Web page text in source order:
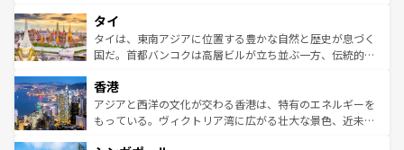
リティに包まれながら、韓国の多彩な魅力を心ゆくまで味
わってみてほしい。 なお、新着の韓国情報はコンテンツ一
覧を参照してほしい。
急速な発展と共に伝統が息づく。ハノイの古い町並みやホ
ーチミン市のフランス統治時代の建物も、独特の雰囲気を
醸し出している。また、バラエティの豊かさとおいしさで
とつ。フォーやバインミー、ベトナムコーヒーなどは、ぜ
ひ現地で味わいたい。どの地域を訪れてもあたたかい人々
が旅行者を迎えてくれるので、きっと忘れられない旅にな
タイ
タイは、東南アジアに位置する豊かな自然と歴史が息づく
国だ。首都バンコクは高層ビルが立ち並ぶ一方、伝統的な
の活気が交差している。北部ではチェンマイなどの山岳地
帯で自然と触れ合い、南部ではプーケットやクラビの美し
いビーチでリゾート気分を楽しむことができる。タイ料理
香港
アジアと西洋の文化が交わる香港は、特有のエネルギーを
もっている。ヴィクトリア湾に広がる壮大な景色、近未来